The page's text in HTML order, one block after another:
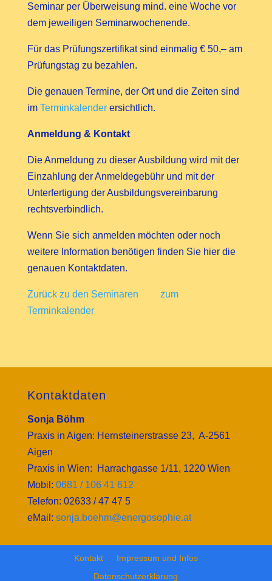
Seminar per Überweisung mind. eine Woche vor
dem jeweiligen Seminarwochenende.
Für das Prüfungszertifikat sind einmalig € 50,– am
Prüfungstag zu bezahlen.
Die genauen Termine, der Ort und die Zeiten sind
im Terminkalenderersichtlich.
Anmeldung & Kontakt
Die Anmeldung zu dieser Ausbildung wird mit der
Einzahlung derAnmeldegebühr und mit der
Unterfertigung der Ausbildungsvereinbarung
rechtsverbindlich.
Wenn Sie sich anmelden möchten oder noch
weitere Information benötigen finden Sie hier die
genauen Kontaktdaten.
Zurück zu den Seminaren
zum
Terminkalender
Kontaktdaten
Sonja Böhm
Praxis in Aigen: Hernsteinerstrasse 23, A-2561
Aigen
Praxis in Wien: Harrachgasse 1/11, 1220 Wien
Mobil: 0681 / 106 41 612
Telefon: 02633 / 47 47 5
eMail: sonja.boehm@energosophie.at
Kontakt
Impressum und Infos
Datenschutzerklärung